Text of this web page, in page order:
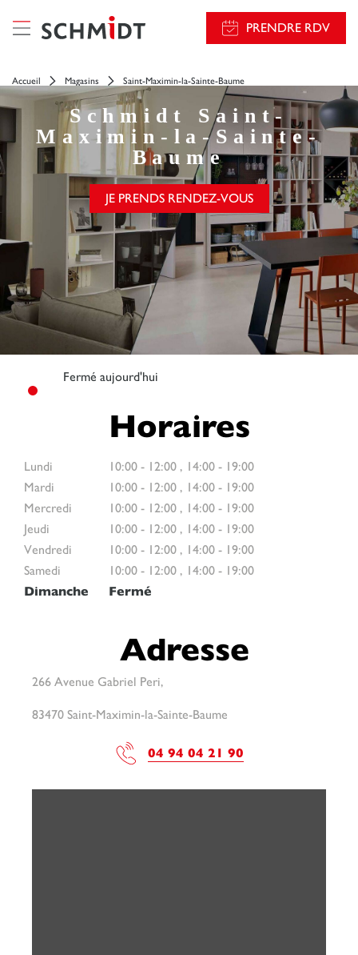
PRENDRE RDV
Accueil Magasins Saint-Maximin-la-Sainte-Baume
Schmidt
Saint-
Maximin-la-Sainte-
Baume
JE PRENDS RENDEZ-VOUS
Fermé aujourd'hui
Horaires
Lundi 10:00 - 12:00 , 14:00 - 19:00
Mardi
10:00 - 12:00 , 14:00 - 19:00
Mercredi
10:00 - 12:00 , 14:00 - 19:00
Jeudi
10:00 - 12:00 , 14:00 - 19:00
Vendredi
10:00 - 12:00 , 14:00 - 19:00
Samedi
10:00 - 12:00 , 14:00 - 19:00
Dimanche
Fermé
Adresse
266 Avenue Gabriel Peri,
83470 Saint-Maximin-la-Sainte-Baume
04 94 04 21 90